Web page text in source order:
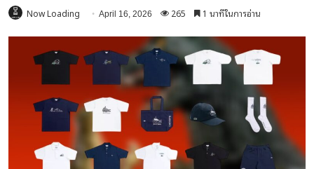
Now Loading April 16, 2026 265 1 นาทีในการอ่าน